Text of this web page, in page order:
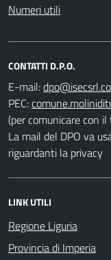
Numeri utili
CONTATTI D.P.O.
E-mail:
PEC:
(per comunicare con
La mail del DPO va
riguardanti la privacy
LINK UTILI
Regione Liguria
Provincia di Imperia